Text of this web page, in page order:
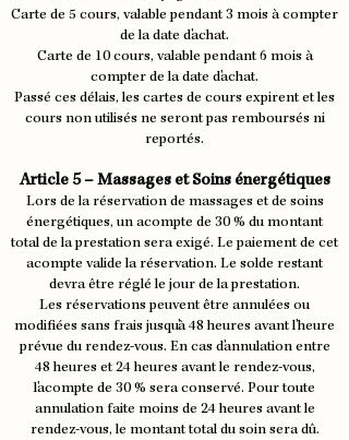
Carte de 5 cours, valable pendant 3 mois à compter
de la date d'achat.
Carte de 10 cours, valable pendant 6 mois à
compter de la date d'achat.
Passé ces délais, les cartes de cours expirent et les
cours non utilisés ne seront pas remboursés ni
reportés.
Article 5 – Massages et Soins énergétiques
Lors de la réservation de massages et de soins
énergétiques, un acompte de 30 % du montant
total de la prestation sera exigé. Le paiement de cet
acompte valide la réservation. Le solde restant
devra être réglé le jour de la prestation.
Les réservations peuvent être annulées ou
modifiées sans frais jusqu'à 48 heures avant l'heure
prévue du rendez-vous. En cas d'annulation entre
48 heures et 24 heures avant le rendez-vous,
l'acompte de 30 % sera conservé. Pour toute
annulation faite moins de 24 heures avant le
rendez-vous, le montant total du soin sera dû.